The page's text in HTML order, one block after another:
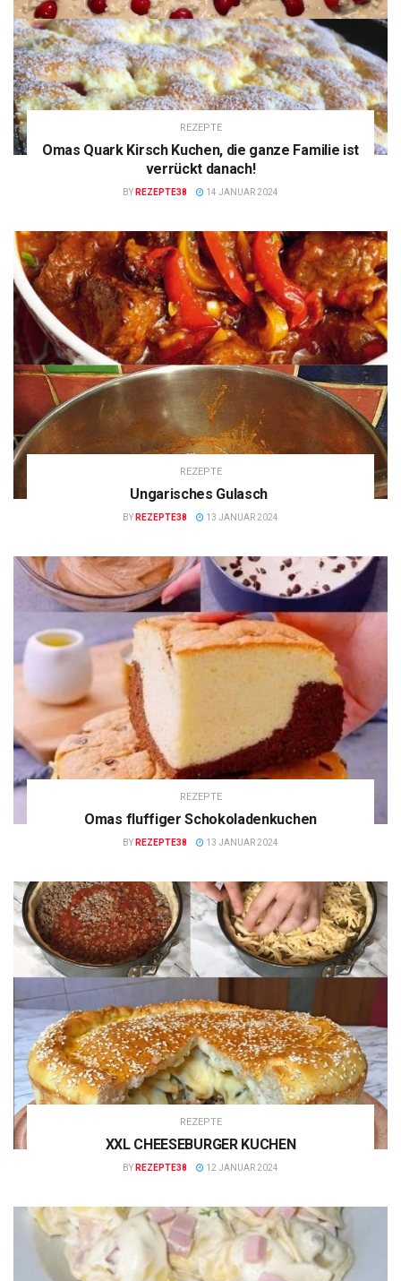
REZEPTE
Omas Quark Kirsch Kuchen, die ganze Familie ist
verrückt danach!
BY REZEPTE38 14 JANUAR 2024
REZEPTE
Ungarisches Gulasch
BY REZEPTE38 13 JANUAR 2024
REZEPTE
Omas fluffiger Schokoladenkuchen
BY REZEPTE38 13 JANUAR 2024
REZEPTE
XXL CHEESEBURGER KUCHEN
BY REZEPTE38 12 JANUAR 2024